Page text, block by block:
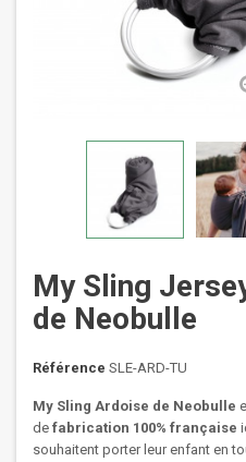
My Sling
de Neobulle
Référence SLE-ARD-TU
My Sling Ardoise de Neobulle
de fabrication 100% française
souhaitent porter leur enfant en